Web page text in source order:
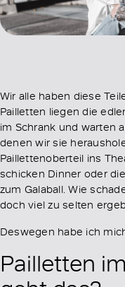
Wir alle haben diese
Pailletten liegen die
im Schrank und warten
denen wir sie
Paillettenoberteil ins
schicken Dinner oder
zum Galaball. Wie
doch viel zu selten
Deswegen habe ich
Pailletten